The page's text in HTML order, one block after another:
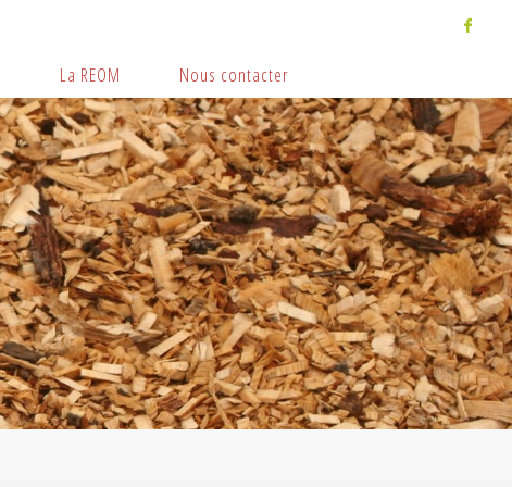
La REOM Nous contacter